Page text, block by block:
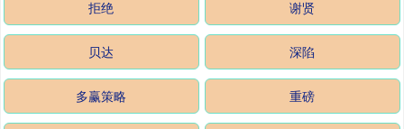
拒绝 谢贤
贝达 深陷
多赢策略 重磅